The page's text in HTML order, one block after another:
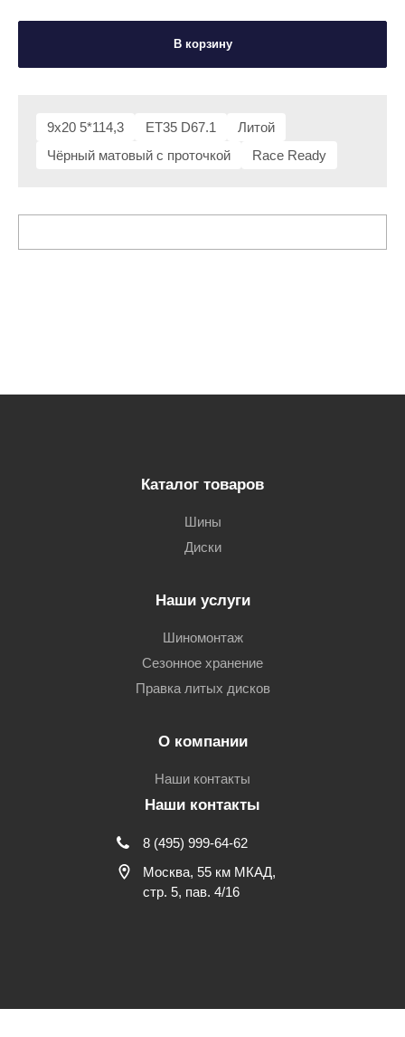
9x20 5*114,3 ET35 D67.1
Литой
Чёрный матовый с проточкой
Race Ready
В корзину
Каталог товаров
Шины
Диски
Наши услуги
Шиномонтаж
Сезонное хранение
Правка литых дисков
О компании
Наши контакты
Наши контакты
8 (495) 999-64-62
Москва, 55 км МКАД,
стр. 5, пав. 4/16